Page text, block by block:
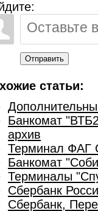
Отправить
статьи:
Банкомат
архив
Терминал ФАГ
Банкомат
Терминалы
Сбербанк
Сбербанк,